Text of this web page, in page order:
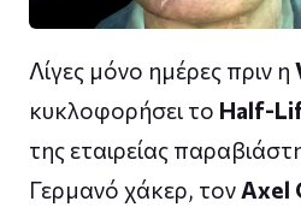
Λίγες μόνο ημέρες πριν η
κυκλοφορήσει το Half-
της εταιρείας
Γερμανό χάκερ, τονAxel